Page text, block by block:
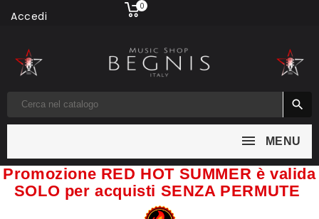
Accedi
0

MENU
Promozione RED HOT SUMMER è valida
SOLO per acquisti SENZA PERMUTE